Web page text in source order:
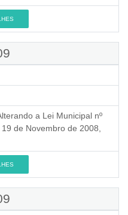
a Lei Municipal nº
de Novembro de 2008,